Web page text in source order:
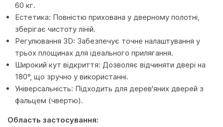
60 кг.
Естетика: Повністю прихована у дверному полотні,
зберігає чистоту ліній.
Регулювання 3D: Забезпечує точне налаштування у
трьох площинах для ідеального прилягання.
Широкий кут відкриття: Дозволяє відчиняти двері на
180°, що зручно у використанні.
Універсальність: Підходить для дерев'яних дверей з
фальцем (чвертю).
Область застосування: